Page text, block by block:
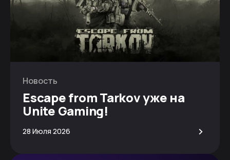
Новость
Escape from Tarkov уже на
Unite Gaming!
28 Июля 2026 >